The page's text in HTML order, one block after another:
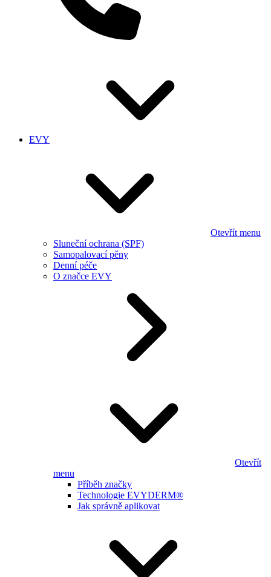
EVY
Otevřít menu
Sluneční ochrana (SPF)
Samopalovací pěny
Denní péče
O značce EVY
Otevřít
menu
Příběh značky
Technologie EVYDERM®
Jak správně aplikovat